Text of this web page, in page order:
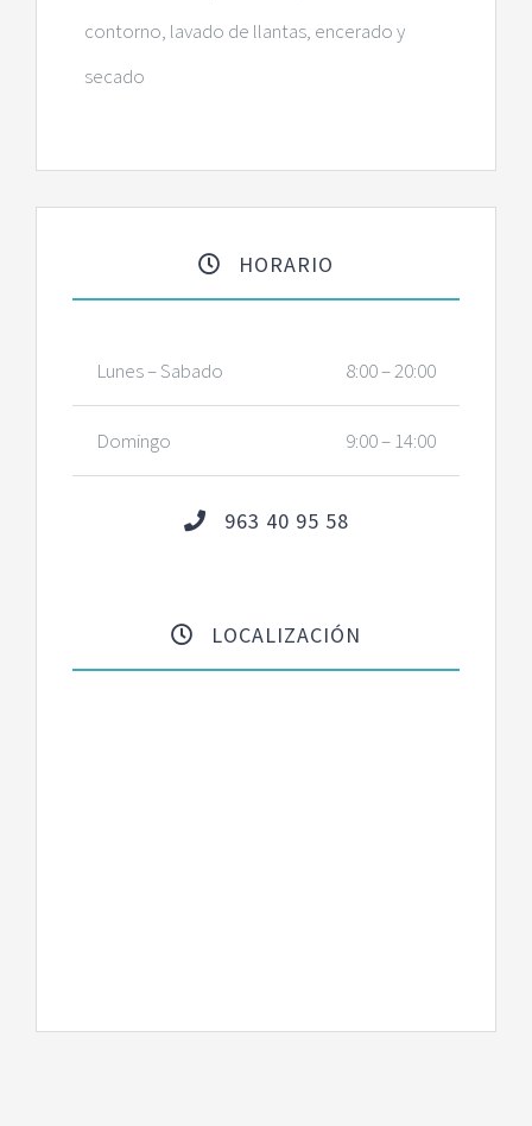
contorno, lavado de llantas, encerado y
secado
HORARIO
Lunes – Sabado 8:00 – 20:00
Domingo 9:00 – 14:00
963 40 95 58
LOCALIZACIÓN